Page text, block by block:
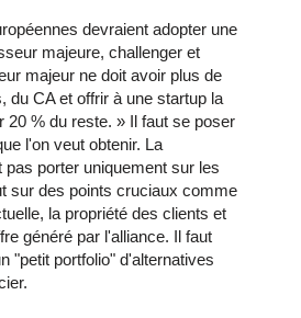
devraient adopter une
majeure, challenger et
majeur ne doit avoir plus de
du CA et offrir à une startup la
20 % du reste. » Il faut se poser
l'on veut obtenir. La
pas porter uniquement sur les
sur des points cruciaux comme
la propriété des clients et
généré par l'alliance. Il faut
"petit portfolio" d'alternatives